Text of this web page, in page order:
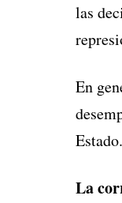
las
En
Estado.
La